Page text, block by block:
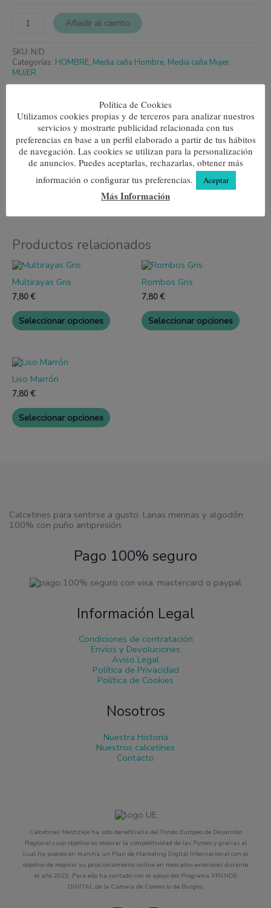
Añadir al carrito
SKU: N/D
Categorías: HOMBRE, Media caña Hombre, Media caña Mujer,
MUJER
Información adicional
Color
Gris, Negro, Verde, Verde Caza
Talla
36-38, 39-42, 43-46
Productos relacionados
Multirayas Gris
7,80€
Seleccionar opciones
múltiples
Las
opciones
Rombos Gris
7,80€
Seleccionar opciones Las
Liso Marrón
7,80€
Seleccionar opciones Las
opciones
Calcetines para sentirse a gusto. Lanas merinas y algodón
100% con puño antipresión.
Pago 100% seguro
Información Legal
Condiciones de contratación
Envíos y Devoluciones
Aviso Legal
Política de Privacidad
Política de Cookies
Nosotros
Nuestra Historia
Nuestros calcetines
Contacto
Calcetines Mestizaje ha sido beneficiaria del Fondo Europeo de Desarrollo
Regional cuyo objetivo es mejorar la competitividad de las Pymes y gracias al
cual ha puesto en marcha un Plan de Marketing Digital Internacional con el
objetivo de mejorar su posicionamiento online en mercados exteriores durante
el año 2023. Para ello ha contado con el apoyo del Programa XPANDE
DIGITAL de la Cámara de Comercio de Burgos.
Política de Cookies
Utilizamos cookies propias y de terceros para analizar nuestros
servicios y mostrarte publicidad relacionada con tus
preferencias en base a un perfil elaborado a partir de tus hábitos
de navegación. Las cookies se utilizan para la personalización
de anuncios. Puedes aceptarlas, rechazarlas, obtener más
información o configurar tus preferencias.
Aceptar
Más Información